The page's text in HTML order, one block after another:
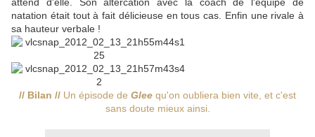
natation était tout à fait délicieuse en tous cas. Enfin une rivale à
sa hauteur verbale !
// Bilan // Un épisode de Glee qu'on oubliera bien vite, et c'est
sans doute mieux ainsi.